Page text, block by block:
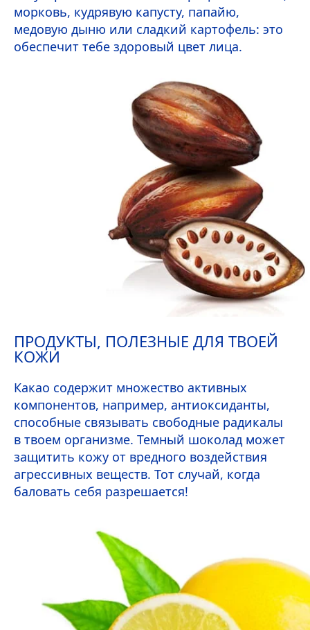
морковь, кудрявую капусту, папайю,
медовую дыню или сладкий картофель: это
обеспечит тебе здоровый цвет лица.
ПРОДУКТЫ, ПОЛЕЗНЫЕ ДЛЯ ТВОЕЙ
КОЖИ
Какао содержит множество активных
компонентов, например, антиоксиданты,
способные связывать свободные радикалы
в твоем организме. Темный шоколад может
защитить кожу от вредного воздействия
агрессивных веществ. Тот случай, когда
баловать себя разрешается!